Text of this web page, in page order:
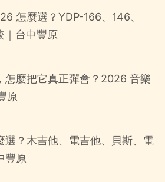
怎麼選？YDP-166、146、
｜台中豐原
怎麼把它真正彈會？2026 音樂
原
選？木吉他、電吉他、貝斯、電
豐原